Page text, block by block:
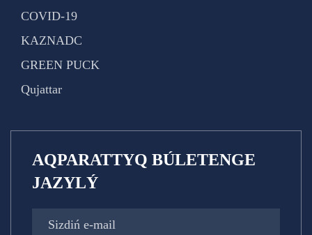
COVID-19
KAZNADC
GREEN PUCK
Qujattar
AQPARATTYQ BÚLETENGE
JAZYLÝ